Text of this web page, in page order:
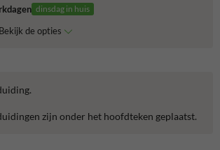
dinsdag in huis
de opties
zijn onder het hoofdteken geplaatst.